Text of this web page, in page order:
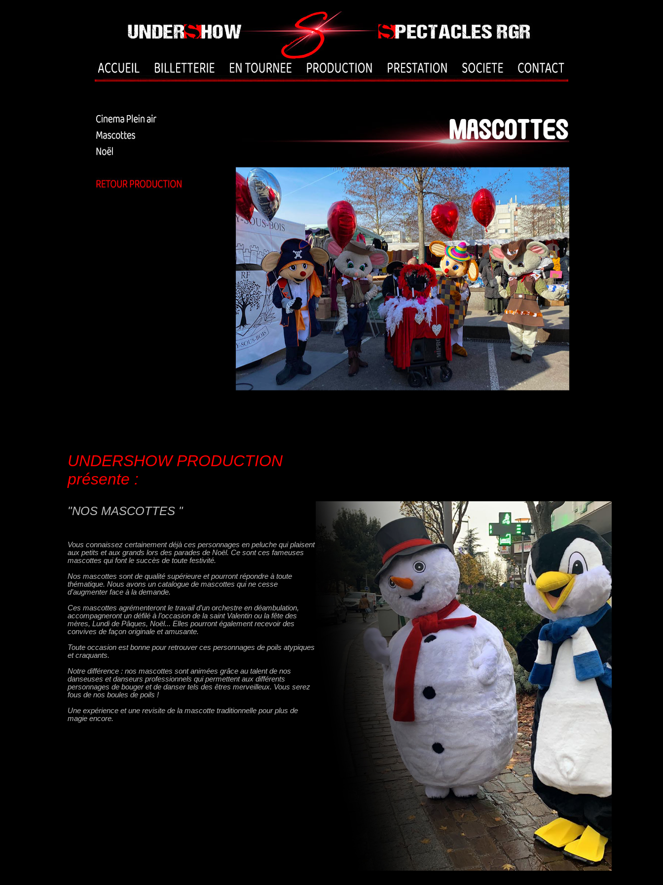
UNDERSHOW PRODUCTION
présente :
"NOS MASCOTTES "
Vous connaissez certainement déjà ces personnages en peluche qui plaisent
aux petits et aux grands lors des parades de Noël. Ce sont ces fameuses
mascottes qui font le succès de toute festivité.
Nos mascottes sont de qualité supérieure et pourront répondre à toute
thématique. Nous avons un catalogue de mascottes qui ne cesse
d’augmenter face à la demande.
Ces mascottes agrémenteront le travail d’un orchestre en déambulation,
accompagneront un défilé à l’occasion de la saint Valentin ou la fête des
mères, Lundi de Pâques, Noël... Elles pourront également recevoir des
convives de façon originale et amusante.
Toute occasion est bonne pour retrouver ces personnages de poils atypiques
et craquants.
Notre différence : nos mascottes sont animées grâce au talent de nos
danseuses et danseurs professionnels qui permettent aux différents
personnages de bouger et de danser tels des êtres merveilleux. Vous serez
fous de nos boules de poils !
Une expérience et une revisite de la mascotte traditionnelle pour plus de
magie encore.